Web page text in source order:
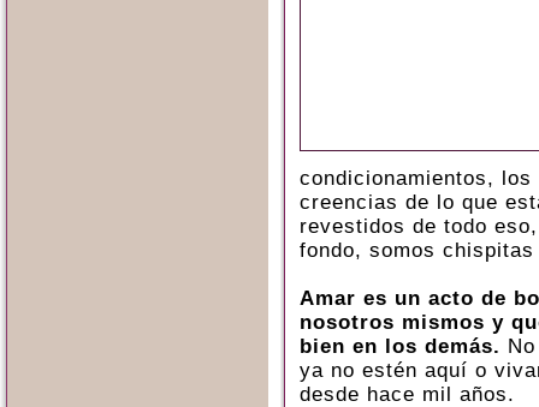
condicionamientos,
creencias de lo que
revestidos de todo
fondo, somos
Amar es un acto de
nosotros mismos y
bien en los demás.
ya no estén aquí o
desde hace mil años.